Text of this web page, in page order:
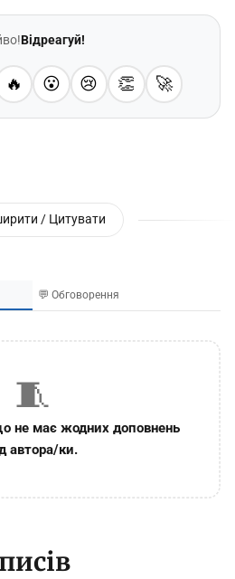
Відреагуй!
🔥 😮 😢 👏 🚀
/ Цитувати
💬 Обговорення
🧵
не має жодних доповнень
автора/ки.